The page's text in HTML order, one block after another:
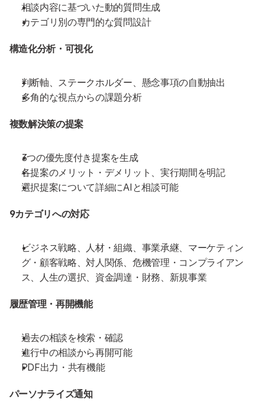
相談内容に基づいた動的質問生成
カテゴリ別の専門的な質問設計
構造化分析・可視化
判断軸、ステークホルダー、懸念事項の自動抽出
多角的な視点からの課題分析
複数解決策の提案
3つの優先度付き提案を生成
各提案のメリット・デメリット、実行期間を明記
選択提案について詳細にAIと相談可能
9カテゴリへの対応
ビジネス戦略、人材・組織、事業承継、マーケティン
グ・顧客戦略、対人関係、危機管理・コンプライアン
ス、人生の選択、資金調達・財務、新規事業
履歴管理・再開機能
過去の相談を検索・確認
進行中の相談から再開可能
PDF出力・共有機能
パーソナライズ通知